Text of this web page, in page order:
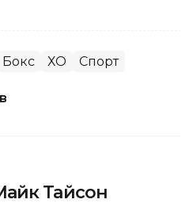
Бокс ХОҚ Спорт
Тайсон